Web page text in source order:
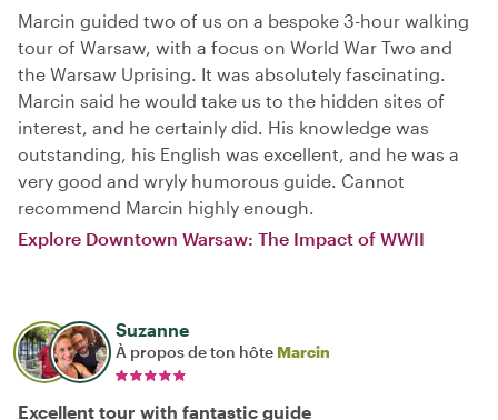
Marcin guided two of us on a bespoke 3-hour walking
tour of Warsaw, with a focus on World War Two and
the Warsaw Uprising. It was absolutely fascinating.
Marcin said he would take us to the hidden sites of
interest, and he certainly did. His knowledge was
outstanding, his English was excellent, and he was a
very good and wryly humorous guide. Cannot
recommend Marcin highly enough.
Explore Downtown Warsaw: The Impact of WWII
Suzanne
À propos de ton hôte Marcin
Excellent tour with fantastic guide